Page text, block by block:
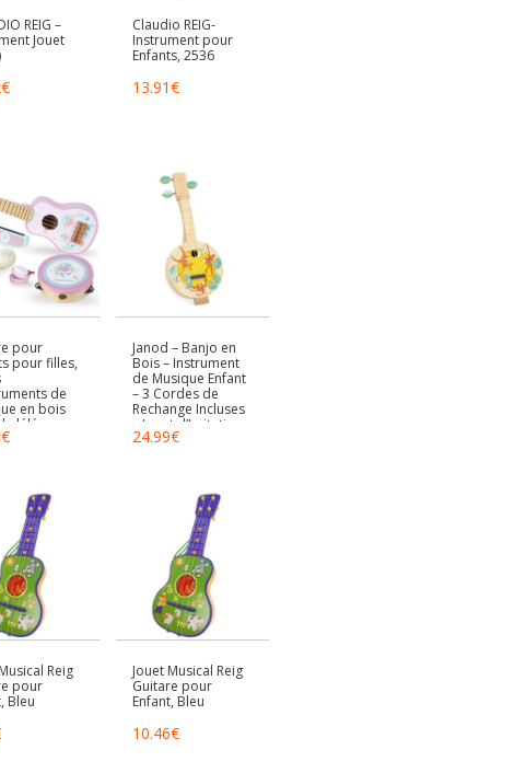
REIG –
Jouet
€
Claudio REIG-
Instrument pour
Enfants, 2536
13.91€
pour
pour filles,
de
en bois
pour les
de 2 à 3
€
Janod – Banjo en
Bois – Instrument
de Musique Enfant
– 3 Cordes de
Rechange Incluses
– Jouet d’Imitation
et d’Éveil Musical –
24.99€
Reig
pour
Bleu
Jouet Musical Reig
Guitare pour
Enfant, Bleu
10.46€